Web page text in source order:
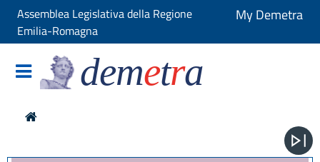
Assemblea Legislativa della Regione
Emilia-Romagna
My Demetra
demetra